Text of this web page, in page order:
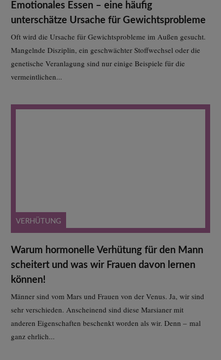
Emotionales Essen – eine häufig
unterschätze Ursache für Gewichtsprobleme
Oft wird die Ursache für Gewichtsprobleme im Außen gesucht.
Mangelnde Disziplin, ein geschwächter Stoffwechsel oder die
genetische Veranlagung sind nur einige Beispiele für die
vermeintlichen...
VERHÜTUNG
Warum hormonelle Verhütung für den Mann
scheitert und was wir Frauen davon lernen
können!
Männer sind vom Mars und Frauen von der Venus. Ja, wir sind
sehr verschieden. Anscheinend sind diese Marsianer mit
anderen Eigenschaften beschenkt worden als wir. Denn – mal
ganz ehrlich...